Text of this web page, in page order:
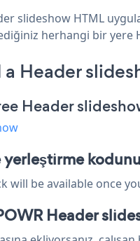
slideshow HTML
herhangi bir yere
Header
Header
will be available once
Header